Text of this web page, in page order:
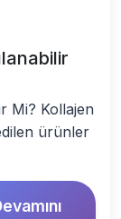
Mi? Kollajen
ürünler